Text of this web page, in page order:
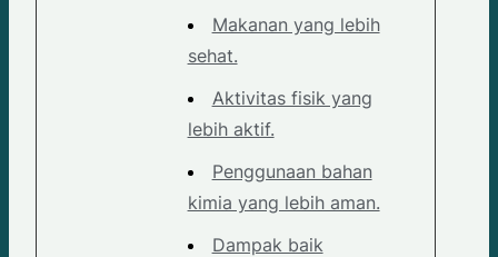
Makanan yang lebih
sehat.
Aktivitas fisik yang
lebih aktif.
Penggunaan bahan
kimia yang lebih aman.
Dampak baik